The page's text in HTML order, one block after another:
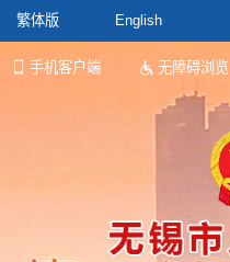
繁体版 English
手机客户端 无障碍浏览